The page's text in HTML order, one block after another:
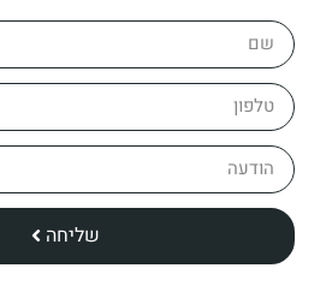
שליחה